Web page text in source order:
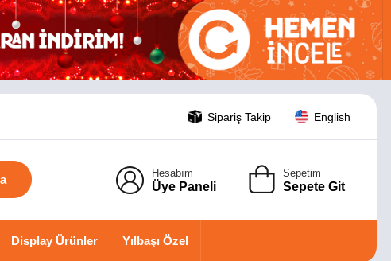
Sipariş Takip English
Hesabım
Üye Paneli
Sepetim
Sepete Git
Display Ürünler Yılbaşı Özel